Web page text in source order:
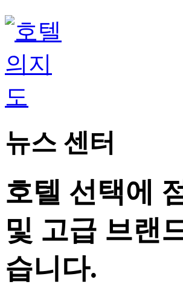
뉴스 센터
호텔 선택에
및 고급 브랜
습니다.